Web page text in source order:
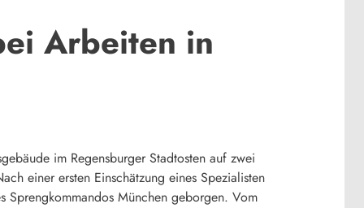
Arbeiten in
im Regensburger Stadtosten auf zwei
einer ersten Einschätzung eines Spezialisten
München geborgen. Vom